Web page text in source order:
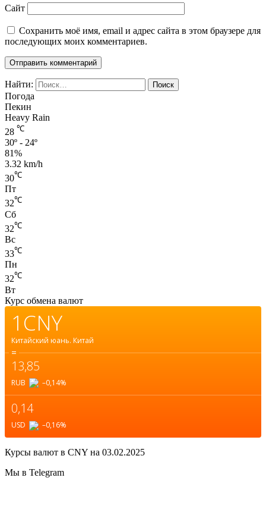
Сайт
Сохранить моё имя, email и адрес сайта в этом браузере для
последующих моих комментариев.
Найти:
Погода
Пекин
Heavy Rain
28 ℃
30º - 24º
81%
3.32 km/h
30℃
Пт
32℃
Сб
32℃
Вс
33℃
Пн
32℃
Вт
Курс обмена валют
1CNY
Китайский юань. Китай
=
13,85
RUB –0,14%
0,14
USD –0,16%
Курсы валют в CNY на 03.02.2025
Мы в Telegram